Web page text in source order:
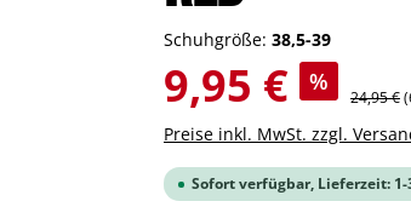
Schuhgröße: 38,5-39
Verkaufspreis:
9,95 € %
24,95 €
Preise inkl. MwSt. zzgl.
Sofort verfügbar, Lieferzeit: 1-